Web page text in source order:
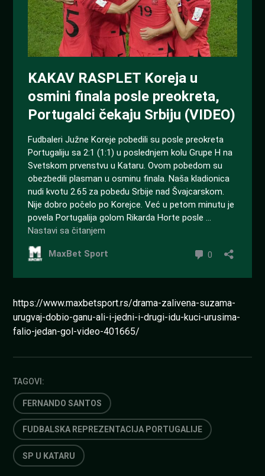
https://www.maxbetsport.rs/drama-zalivena-suzama-
urugvaj-dobio-ganu-ali-i-jedni-i-drugi-idu-kuci-urusima-
falio-jedan-gol-video-401665/
TAGOVI:
FERNANDO SANTOS
FUDBALSKA REPREZENTACIJA PORTUGALIJE
SP U KATARU